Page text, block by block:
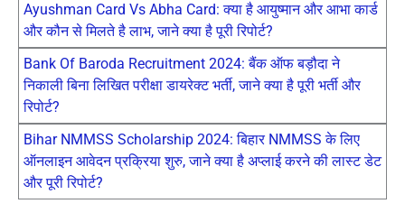
Ayushman Card Vs Abha Card: क्या है आयुष्मान और आभा कार्ड
और कौन से मिलते है लाभ, जाने क्या है पूरी रिपोर्ट?
Bank Of Baroda Recruitment 2024: बैंक ऑफ बड़ौदा ने
निकाली बिना लिखित परीक्षा डायरेक्ट भर्ती, जाने क्या है पूरी भर्ती और
रिपोर्ट?
Bihar NMMSS Scholarship 2024: बिहार NMMSS के लिए
ऑनलाइन आवेदन प्रक्रिया शुरु, जाने क्या है अप्लाई करने की लास्ट डेट
और पूरी रिपोर्ट?